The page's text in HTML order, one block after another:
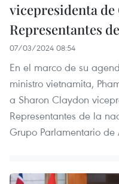
vicepresidenta de
Representantes
07/03/2024 08:54
En el marco de su
ministro vietnamita,
a Sharon Claydon
Representantes de la
Grupo Parlamentario